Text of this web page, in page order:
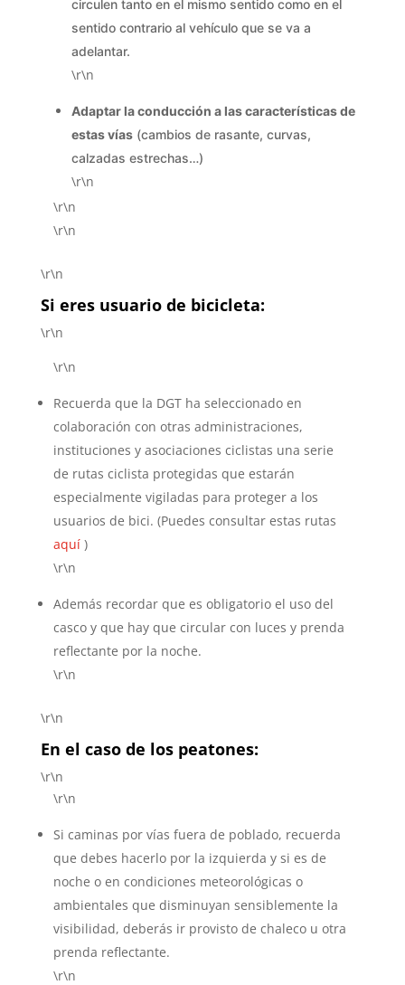
circulen tanto en el mismo sentido como en el
sentido contrario al vehículo que se va a
adelantar.
\r\n
Adaptar la conducción a las características de
estas vías(cambios de rasante, curvas,
calzadas estrechas…)
\r\n
\r\n
\r\n
\r\n
Si eres usuario de bicicleta:
\r\n
\r\n
Recuerda que la DGT ha seleccionado en
colaboración con otras administraciones,
instituciones y asociaciones ciclistas una serie
de rutas ciclista protegidas que estarán
especialmente vigiladas para proteger a los
usuarios de bici. (Puedes consultar estas rutas
aquí )
\r\n
Además recordar que es obligatorio el uso del
casco y que hay que circular con luces y prenda
reflectante por la noche.
\r\n
\r\n
En el caso de los peatones:
\r\n
\r\n
Si caminas por vías fuera de poblado, recuerda
que debes hacerlo por la izquierda y si es de
noche o en condiciones meteorológicas o
ambientales que disminuyan sensiblemente la
visibilidad, deberás ir provisto de chaleco u otra
prenda reflectante.
\r\n